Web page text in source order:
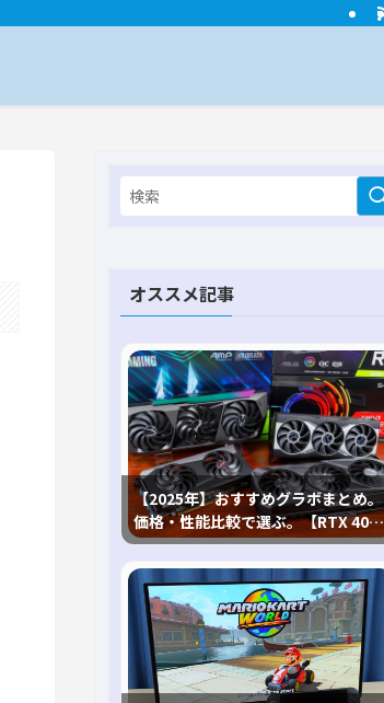
オススメ記事
【2025年】おすすめグラボまとめ。
価格・性能比較で選ぶ。【RTX 40,
RX 7000各種に対応】